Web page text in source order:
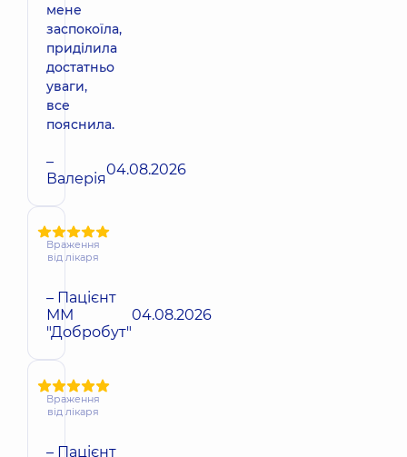
мене
заспокоїла,
приділила
достатньо
уваги,
все
пояснила.
–
Валерія04.08.2026
Враження
від лікаря
– Пацієнт
ММ
"Добробут"
04.08.2026
Враження
від лікаря
– Пацієнт